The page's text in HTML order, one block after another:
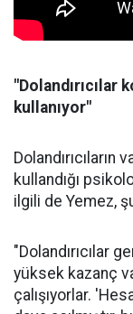
"Dolandırıcılar
kullanıyor"
kullandığı
ilgili de Yemez,
"Dolandırıcılar
yüksek kazanç
çalışıyorlar.